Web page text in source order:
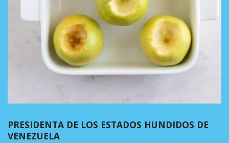
PRESIDENTA DE LOS ESTADOS HUNDIDOS DE
VENEZUELA